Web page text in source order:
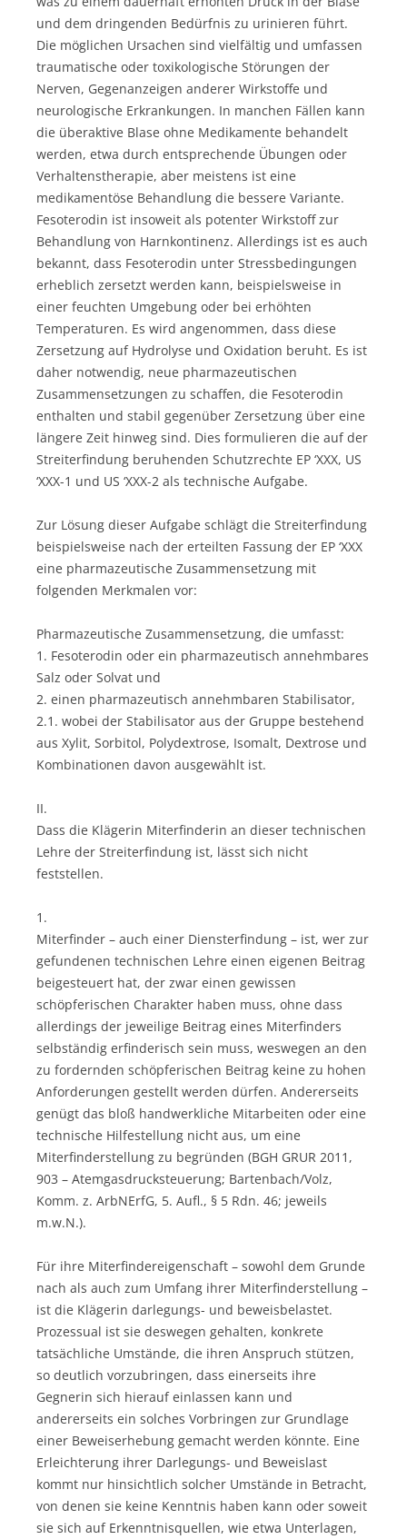
und dem dringenden Bedürfnis zu urinieren führt.
Die möglichen Ursachen sind vielfältig und umfassen
traumatische oder toxikologische Störungen der
Nerven, Gegenanzeigen anderer Wirkstoffe und
neurologische Erkrankungen. In manchen Fällen kann
die überaktive Blase ohne Medikamente behandelt
werden, etwa durch entsprechende Übungen oder
Verhaltenstherapie, aber meistens ist eine
medikamentöse Behandlung die bessere Variante.
Fesoterodin ist insoweit als potenter Wirkstoff zur
Behandlung von Harnkontinenz. Allerdings ist es auch
bekannt, dass Fesoterodin unter Stressbedingungen
erheblich zersetzt werden kann, beispielsweise in
einer feuchten Umgebung oder bei erhöhten
Temperaturen. Es wird angenommen, dass diese
Zersetzung auf Hydrolyse und Oxidation beruht. Es ist
daher notwendig, neue pharmazeutischen
Zusammensetzungen zu schaffen, die Fesoterodin
enthalten und stabil gegenüber Zersetzung über eine
längere Zeit hinweg sind. Dies formulieren die auf der
Streiterfindung beruhenden Schutzrechte EP ‘XXX, US
‘XXX-1 und US ‘XXX-2 als technische Aufgabe.
Zur Lösung dieser Aufgabe schlägt die Streiterfindung
beispielsweise nach der erteilten Fassung der EP ‘XXX
eine pharmazeutische Zusammensetzung mit
folgenden Merkmalen vor:
Pharmazeutische Zusammensetzung, die umfasst:
1. Fesoterodin oder ein pharmazeutisch annehmbares
Salz oder Solvat und
2. einen pharmazeutisch annehmbaren Stabilisator,
2.1. wobei der Stabilisator aus der Gruppe bestehend
aus Xylit, Sorbitol, Polydextrose, Isomalt, Dextrose und
Kombinationen davon ausgewählt ist.
II.
Dass die Klägerin Miterfinderin an dieser technischen
Lehre der Streiterfindung ist, lässt sich nicht
feststellen.
1.
Miterfinder – auch einer Diensterfindung – ist, wer zur
gefundenen technischen Lehre einen eigenen Beitrag
beigesteuert hat, der zwar einen gewissen
schöpferischen Charakter haben muss, ohne dass
allerdings der jeweilige Beitrag eines Miterfinders
selbständig erfinderisch sein muss, weswegen an den
zu fordernden schöpferischen Beitrag keine zu hohen
Anforderungen gestellt werden dürfen. Andererseits
genügt das bloß handwerkliche Mitarbeiten oder eine
technische Hilfestellung nicht aus, um eine
Miterfinderstellung zu begründen (BGH GRUR 2011,
903 – Atemgasdrucksteuerung; Bartenbach/Volz,
Komm. z. ArbNErfG, 5. Aufl., § 5 Rdn. 46; jeweils
m.w.N.).
Für ihre Miterfindereigenschaft – sowohl dem Grunde
nach als auch zum Umfang ihrer Miterfinderstellung –
ist die Klägerin darlegungs- und beweisbelastet.
Prozessual ist sie deswegen gehalten, konkrete
tatsächliche Umstände, die ihren Anspruch stützen,
so deutlich vorzubringen, dass einerseits ihre
Gegnerin sich hierauf einlassen kann und
andererseits ein solches Vorbringen zur Grundlage
einer Beweiserhebung gemacht werden könnte. Eine
Erleichterung ihrer Darlegungs- und Beweislast
kommt nur hinsichtlich solcher Umstände in Betracht,
von denen sie keine Kenntnis haben kann oder soweit
sie sich auf Erkenntnisquellen, wie etwa Unterlagen,